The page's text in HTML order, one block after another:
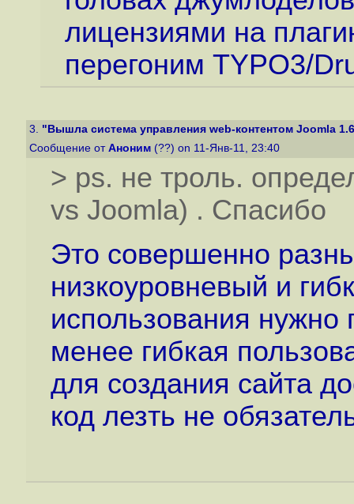
лицензиями на
перегоним TYPO3/
3. "Вышла система управления web-контентом Joomla
Сообщение от Аноним (??) on 11-Янв-11, 23:40
> ps. не троль.
vs Joomla) . Спасибо
Это совершенно
низкоуровневый и
использования нужно
менее гибкая
для создания сайта
код лезть не